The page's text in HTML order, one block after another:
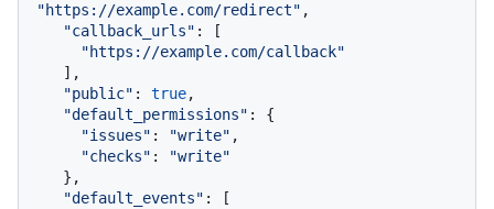
"https://example.com/redirect" ,
"callback_urls" : [
"https://example.com/callback"
"public" : true,
"default_permissions" : {
"issues" : "write" ,
"checks" :
"write"
"default_events" : [